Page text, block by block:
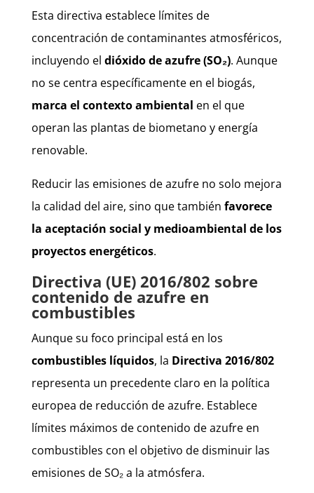
Esta directiva establece límites de
concentración de contaminantes atmosféricos,
incluyendo el dióxido de azufre (SO₂). Aunque
no se centra específicamente en el biogás,
marca el contexto ambiental en el que
operan las plantas de biometano y energía
renovable.
Reducir las emisiones de azufre no solo mejora
la calidad del aire, sino que también favorece
la aceptación social y medioambiental de los
proyectos energéticos.
Directiva (UE) 2016/802 sobre
contenido de azufre en
combustibles
Aunque su foco principal está en los
combustibles líquidos, la Directiva 2016/802
representa un precedente claro en la política
europea de reducción de azufre. Establece
límites máximos de contenido de azufre en
combustibles con el objetivo de disminuir las
emisiones de SO₂ a la atmósfera.